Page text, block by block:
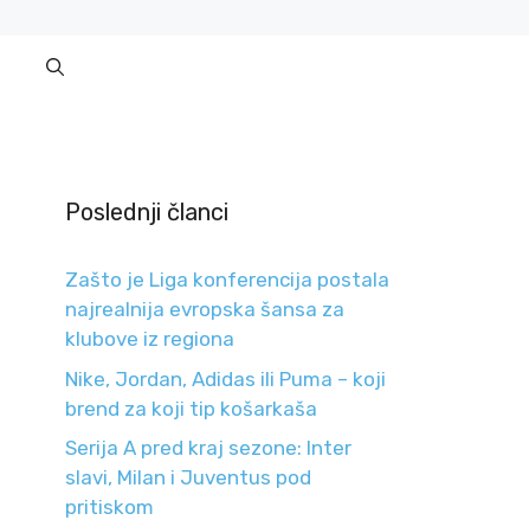
Poslednji članci
Zašto je Liga konferencija postala
najrealnija evropska šansa za
klubove iz regiona
Nike, Jordan, Adidas ili Puma – koji
brend za koji tip košarkaša
Serija A pred kraj sezone: Inter
slavi, Milan i Juventus pod
pritiskom